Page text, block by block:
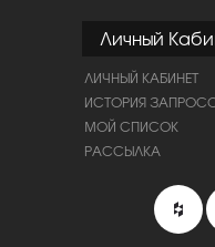
Личный
ЛИЧНЫЙ КАБИНЕТ
ИСТОРИЯ
МОЙ СПИСОК
РАССЫЛКА